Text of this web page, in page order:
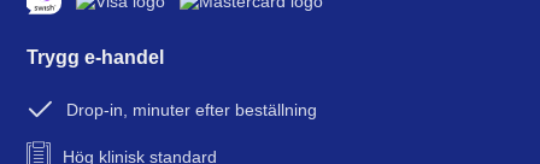
Trygg e-handel
Drop-in, minuter efter beställning
Hög klinisk standard